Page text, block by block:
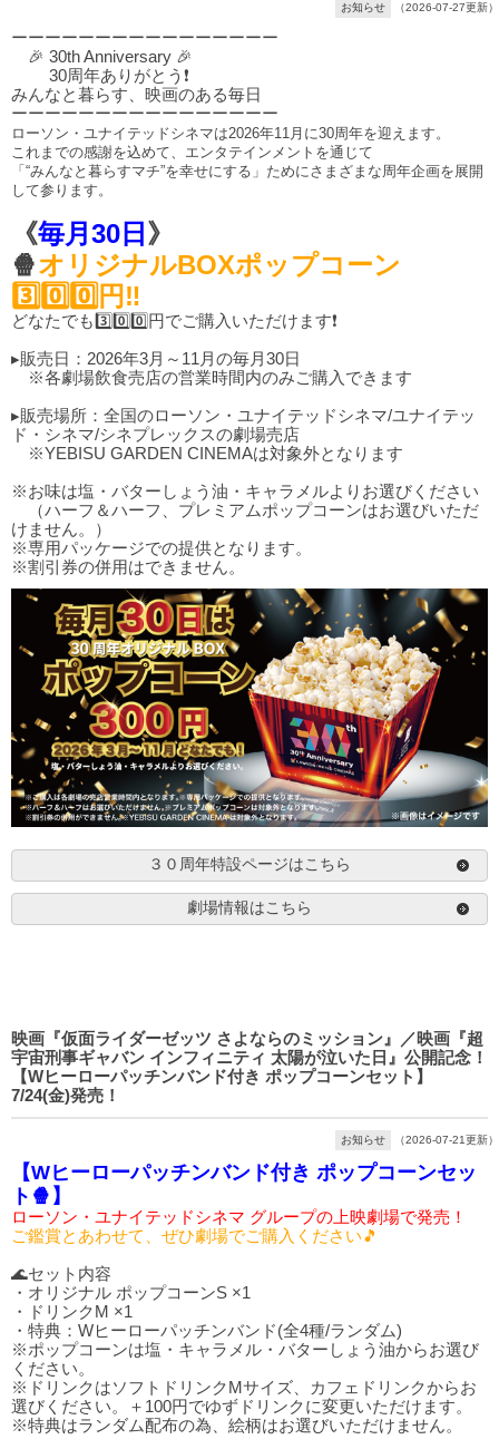
お知らせ （2026-07-27更新）
ーーーーーーーーーーーーーーーー
🎉 30th Anniversary 🎉
30周年ありがとう❗
みんなと暮らす、映画のある毎日
ーーーーーーーーーーーーーーーー
ローソン・ユナイテッドシネマは2026年11月に30周年を迎えます。
これまでの感謝を込めて、エンタテインメントを通じて
「“みんなと暮らすマチ”を幸せにする」ためにさまざまな周年企画を展開
して参ります。
《毎月30日 》
🍿オリジナルBOXポップコーン
3️⃣0️⃣0️⃣円‼️
どなたでも3️⃣0️⃣0️⃣円でご購入いただけます❗
▸販売日：2026年3月～11月の毎月30日
※各劇場飲食売店の営業時間内のみご購入できます
▸販売場所：全国のローソン・ユナイテッドシネマ/ユナイテッ
ド・シネマ/シネプレックスの劇場売店
※YEBISU GARDEN CINEMAは対象外となります
※お味は塩・バターしょう油・キャラメルよりお選びください
（ハーフ＆ハーフ、プレミアムポップコーンはお選びいただ
けません。）
※専用パッケージでの提供となります。
※割引券の併用はできません。
３０周年特設ページはこちら
劇場情報はこちら
映画『仮面ライダーゼッツ さよならのミッション』／映画『超
宇宙刑事ギャバン インフィニティ 太陽が泣いた日』公開記念！
【Wヒーローパッチンバンド付き ポップコーンセット】
7/24(金)発売！
お知らせ （2026-07-21更新）
【Wヒーローパッチンバンド付き ポップコーンセッ
ト🍿】
ローソン・ユナイテッドシネマ グループの上映劇場で発売！
ご鑑賞とあわせて、ぜひ劇場でご購入ください🎵
🌊セット内容
・オリジナル ポップコーンS ×1
・ドリンクM ×1
・特典：Wヒーローパッチンバンド(全4種/ランダム)
※ポップコーンは塩・キャラメル・バターしょう油からお選び
ください。
※ドリンクはソフトドリンクMサイズ、カフェドリンクからお
選びください。＋100円でゆずドリンクに変更いただけます。
※特典はランダム配布の為、絵柄はお選びいただけません。